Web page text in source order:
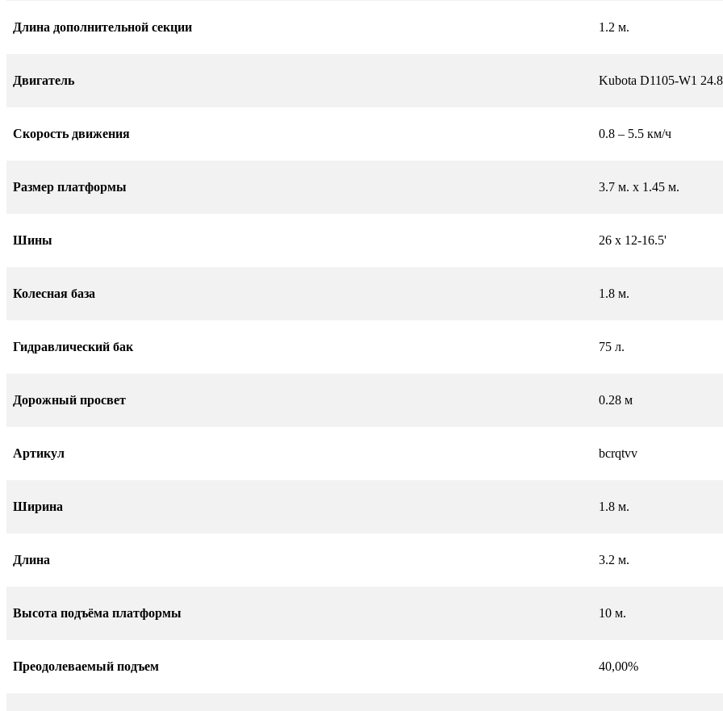
Длина дополнительной секции 1.2 м.
Двигатель Kubota D1105-W1
Скорость движения 0.8 – 5.5 км/ч
Размер платформы 3.7 м. x 1.45 м.
Шины 26 x 12-16.5'
Колесная база 1.8 м.
Гидравлический бак 75 л.
Дорожный просвет 0.28 м
Артикул bcrqtvv
Ширина 1.8 м.
Длина 3.2 м.
Высота подъёма платформы 10 м.
Преодолеваемый подъем 40,00%